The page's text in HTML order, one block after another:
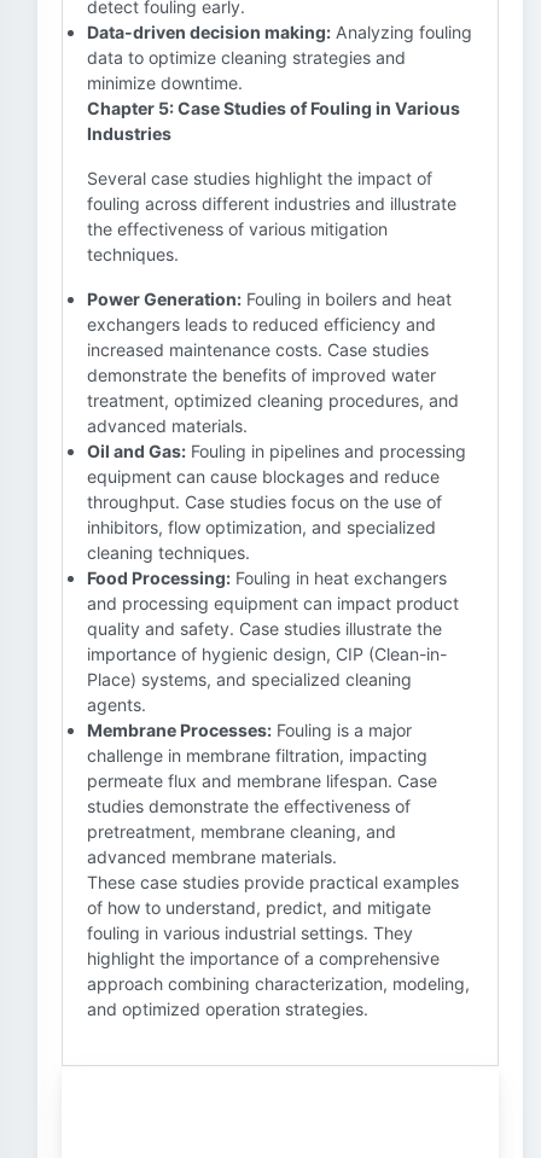
detect fouling early.
Data-driven decision making: Analyzing fouling
data to optimize cleaning strategies and
minimize downtime.
Chapter 5: Case Studies of Fouling in Various
Industries
Several case studies highlight the impact of
fouling across different industries and illustrate
the effectiveness of various mitigation
techniques.
Power Generation: Fouling in boilers and heat
exchangers leads to reduced efficiency and
increased maintenance costs. Case studies
demonstrate the benefits of improved water
treatment, optimized cleaning procedures, and
advanced materials.
Oil and Gas: Fouling in pipelines and processing
equipment can cause blockages and reduce
throughput. Case studies focus on the use of
inhibitors, flow optimization, and specialized
cleaning techniques.
Food Processing: Fouling in heat exchangers
and processing equipment can impact product
quality and safety. Case studies illustrate the
importance of hygienic design, CIP (Clean-in-
Place) systems, and specialized cleaning
agents.
Membrane Processes: Fouling is a major
challenge in membrane filtration, impacting
permeate flux and membrane lifespan. Case
studies demonstrate the effectiveness of
pretreatment, membrane cleaning, and
advanced membrane materials.
These case studies provide practical examples
of how to understand, predict, and mitigate
fouling in various industrial settings. They
highlight the importance of a comprehensive
approach combining characterization, modeling,
and optimized operation strategies.